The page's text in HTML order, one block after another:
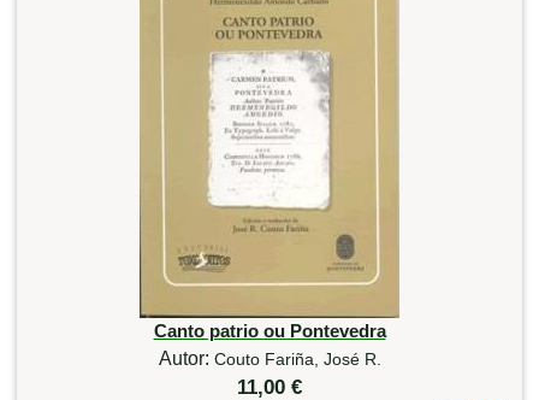
Canto patrio ou Pontevedra
Autor: Couto Fariña, José R.
11,00 €